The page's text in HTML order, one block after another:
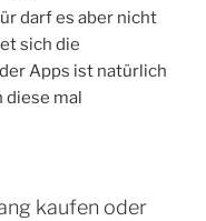
darf es aber nicht
sich die
Apps ist natürlich
diese mal
kaufen oder